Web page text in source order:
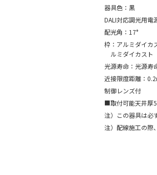
器具色：黒
DALI対応調光用電
配光角：17°
枠：アルミダイ
ルミダイカス
光源寿命：光源寿
近接限度距離：
制御レンズ付
■取付可能天井厚
注）この器具は必
注）配線施工の際